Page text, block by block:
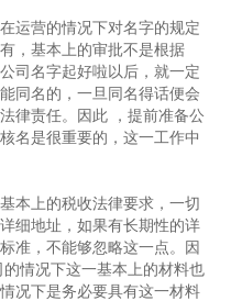
营的情况下对名字的规定
，基本上的审批不是根据
司名字起好啦以后，就一定
同名的，一旦同名得话便会
律责任。因此 ，提前准备公
名是很重要的，这一工作中
上的税收法律要求，一切
细地址，如果有长期性的详
准，不能够忽略这一点。因
情况下这一基本上的材料也
况下是务必要具有这一材料